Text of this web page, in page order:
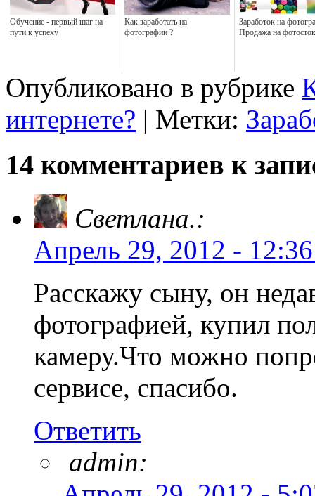
Обучение - первый шаг на
пути к успеху
Как заработать на
фотографии ?
Заработок на
Продажа на
Опубликовано в рубрике
интернете? | Метки:
14 комментариев к
Светлана.:
Апрель 29, 2012 -
Расскажу сыну, он
фотографией, купил
камеру.Что можно
сервисе, спасибо.
Ответить
admin: